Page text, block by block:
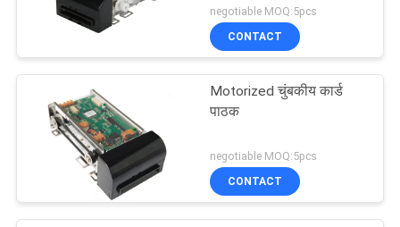
negotiable MOQ:5pcs
CONTACT
Motorized चुंबकीय कार्ड
पाठक
negotiable MOQ:5pcs
CONTACT